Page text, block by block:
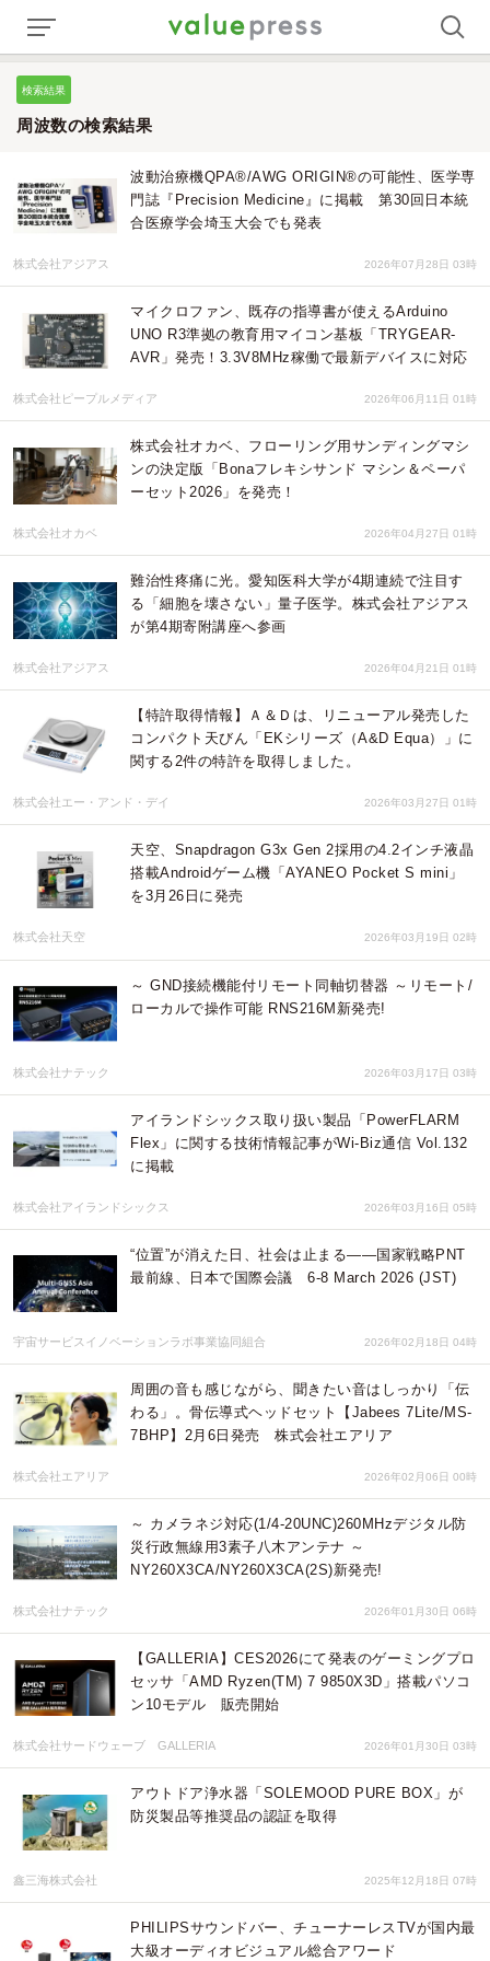
検索結果
周波数の検索結果
波動治療機QPA®/AWG ORIGIN®の可能性、医学専
門誌『Precision Medicine』に掲載 第30回日本統
合医療学会埼玉大会でも発表
株式会社アジアス 2026年07月28日 03時
マイクロファン、既存の指導書が使えるArduino
UNO R3準拠の教育用マイコン基板「TRYGEAR-
AVR」発売！3.3V8MHz稼働で最新デバイスに対応
株式会社ピープルメディア 2026年06月11日 01時
株式会社オカベ、フローリング用サンディングマシ
ンの決定版「Bonaフレキシサンド マシン＆ペーパ
ーセット2026」を発売！
株式会社オカベ 2026年04月27日 01時
難治性疼痛に光。愛知医科大学が4期連続で注目す
る「細胞を壊さない」量子医学。株式会社アジアス
が第4期寄附講座へ参画
株式会社アジアス 2026年04月21日 01時
【特許取得情報】Ａ＆Ｄは、リニューアル発売した
コンパクト天びん「EKシリーズ（A&D Equa）」に
関する2件の特許を取得しました。
株式会社エー・アンド・デイ 2026年03月27日 01時
天空、Snapdragon G3x Gen 2採用の4.2インチ液晶
搭載Androidゲーム機「AYANEO Pocket S mini」
を3月26日に発売
株式会社天空 2026年03月19日 02時
～ GND接続機能付リモート同軸切替器 ～リモート/
ローカルで操作可能 RNS216M新発売!
株式会社ナテック 2026年03月17日 03時
アイランドシックス取り扱い製品「PowerFLARM
Flex」に関する技術情報記事がWi-Biz通信 Vol.132
に掲載
株式会社アイランドシックス 2026年03月16日 05時
“位置”が消えた日、社会は止まる――国家戦略PNT
最前線、日本で国際会議 6-8 March 2026 (JST)
宇宙サービスイノベーションラボ事業協同組合 2026年02月18日 04時
周囲の音も感じながら、聞きたい音はしっかり「伝
わる」。骨伝導式ヘッドセット【Jabees 7Lite/MS-
7BHP】2月6日発売 株式会社エアリア
株式会社エアリア 2026年02月06日 00時
～ カメラネジ対応(1/4-20UNC)260MHzデジタル防
災行政無線用3素子八木アンテナ ～
NY260X3CA/NY260X3CA(2S)新発売!
株式会社ナテック 2026年01月30日 06時
【GALLERIA】CES2026にて発表のゲーミングプロ
セッサ「AMD Ryzen(TM) 7 9850X3D」搭載パソコ
ン10モデル 販売開始
株式会社サードウェーブ GALLERIA 2026年01月30日 03時
アウトドア浄水器「SOLEMOOD PURE BOX」が
防災製品等推奨品の認証を取得
鑫三海株式会社 2025年12月18日 07時
PHILIPSサウンドバー、チューナーレスTVが国内最
大級オーディオビジュアル総合アワード